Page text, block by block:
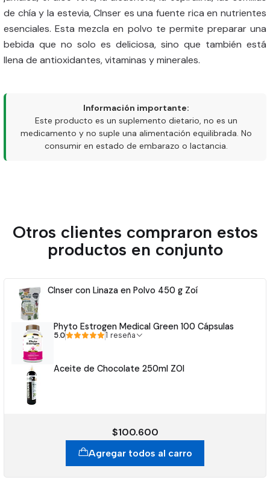
de chía y la estevia, Clnser es una fuente rica en nutrientes
esenciales. Esta mezcla en polvo te permite preparar una
bebida que no solo es deliciosa, sino que también está
llena de antioxidantes, vitaminas y minerales.
Información importante:
Este producto es un suplemento dietario, no es un
medicamento y no suple una alimentación equilibrada. No
consumir en estado de embarazo o lactancia.
Otros clientes compraron estos
productos en conjunto
Clnser con Linaza en Polvo 450 g Zoí
Phyto Estrogen Medical Green 100 Cápsulas
5.0 1 reseña
Aceite de Chocolate 250ml ZOI
$100.600
Agregar todos al carro